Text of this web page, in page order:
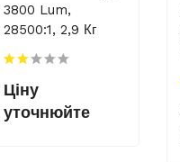
3800 Lum,
28500:1, 2,9 Кг
Ціну
уточнюйте